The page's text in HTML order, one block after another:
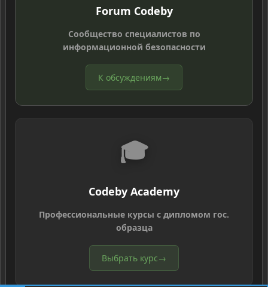
Forum Codeby
Сообщество специалистов по
информационной безопасности
К обсуждениям→
🎓
Codeby Academy
Профессиональные курсы с дипломом гос.
образца
Выбрать курс→